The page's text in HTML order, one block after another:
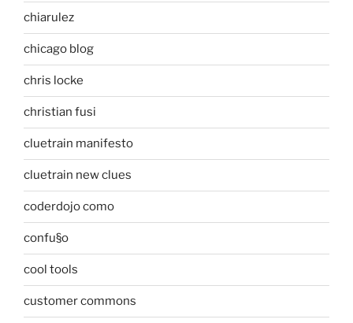
chiarulez
chicago blog
chris locke
christian fusi
cluetrain manifesto
cluetrain new clues
coderdojo como
confu§o
cool tools
customer commons